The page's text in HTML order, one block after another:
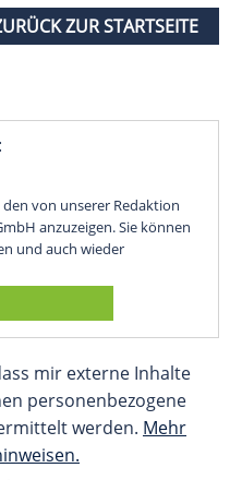
ZUR STARTSEITE
von unserer Redaktion
anzuzeigen. Sie können
und auch wieder
mir externe Inhalte
personenbezogene
werden. Mehr